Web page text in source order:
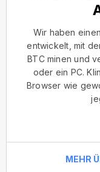
Wir haben
entwickelt, mit
BTC minen und
oder ein PC.
Browser wie
MEHR